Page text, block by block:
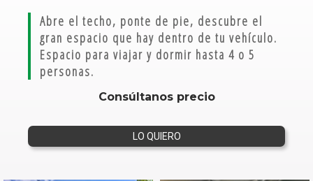
Abre el techo, ponte de pie, descubre el
gran espacio que hay dentro de tu vehículo.
Espacio para viajar y dormir hasta 4 o 5
personas.
Consúltanos precio
LO QUIERO